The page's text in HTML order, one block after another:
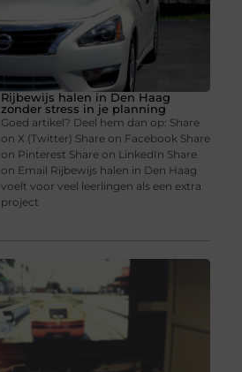
Rijbewijs halen in Den Haag
zonder stress in je planning
Goed artikel? Deel hem dan op: Share
on X (Twitter) Share on Facebook Share
on Pinterest Share on LinkedIn Share
on Email Rijbewijs halen in Den Haag
voelt voor veel leerlingen als een extra
project